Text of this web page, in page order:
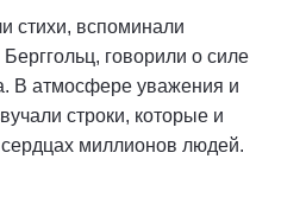
стихи, вспоминали
говорили о силе
В атмосфере уважения и
строки, которые и
миллионов людей.